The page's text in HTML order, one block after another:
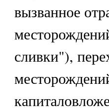
вызванное
сливки"),